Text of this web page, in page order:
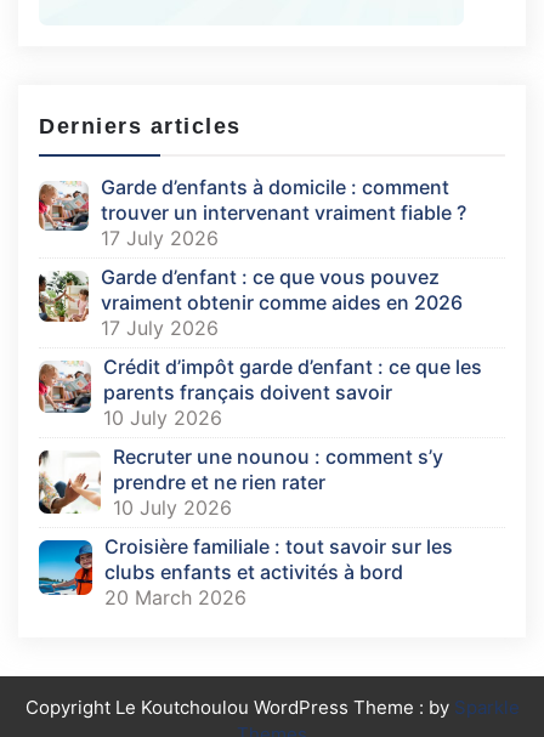
Derniers articles
Garde d’enfants à domicile : comment
trouver un intervenant vraiment fiable ?
17 July 2026
Garde d’enfant : ce que vous pouvez
vraiment obtenir comme aides en 2026
17 July 2026
Crédit d’impôt garde d’enfant : ce que les
parents français doivent savoir
10 July 2026
Recruter une nounou : comment s’y
prendre et ne rien rater
10 July 2026
Croisière familiale : tout savoir sur les
clubs enfants et activités à bord
20 March 2026
Copyright Le Koutchoulou WordPress Theme : by Sparkle